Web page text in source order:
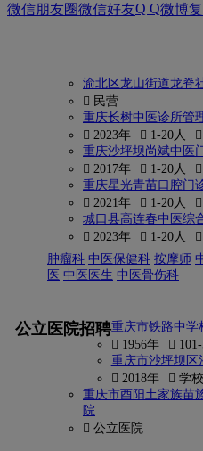
微信朋友圈微信好友Q Q微博
渝北区龙山街道龙脊
 民营
重庆长树中医诊所管
 2023年
 1-20人
重庆沙坪坝尚斌中医
 2017年
 1-20人
重庆星光青苗口腔门
 2021年
 1-20人
城口县高连春中医综
 2023年
 1-20人
肿瘤科 中医保健科 按摩师
医 中医医生 中医骨伤科
公立医院招聘重庆市铁路中学
 1956年

重庆市沙坪坝区
 2018年
 学校
重庆市酉阳土家族苗
院
 公立医院